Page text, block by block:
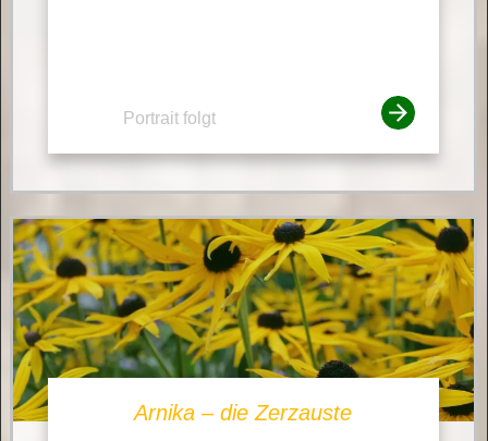
Portrait folgt
Arnika – die Zerzauste